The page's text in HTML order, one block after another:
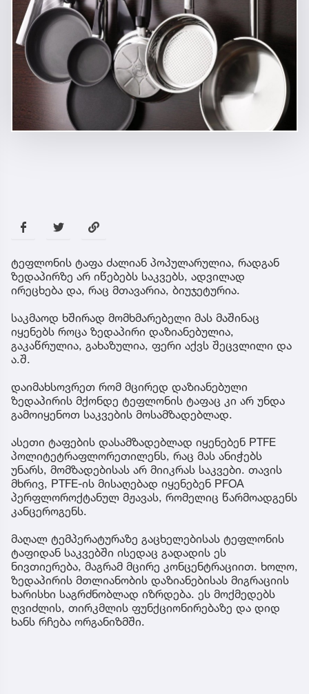
ტეფლონის ტაფა ძალიან პოპულარულია, რადგან
ზედაპირზე არ იწებებს საკვებს, ადვილად
ირეცხება და, რაც მთავარია, ბიუჯეტურია.
საკმაოდ ხშირად მომხმარებელი მას მაშინაც
იყენებს როცა ზედაპირი დაზიანებულია,
გაკაწრულია, გახაზულია, ფერი აქვს შეცვლილი და
ა.შ.
დაიმახსოვრეთ რომ მცირედ დაზიანებული
ზედაპირის მქონდე ტეფლონის ტაფაც კი არ უნდა
გამოიყენოთ საკვების მოსამზადებლად.
ასეთი ტაფების დასამზადებლად იყენებენ PTFE
პოლიტეტრაფლორეთილენს, რაც მას ანიჭებს
უნარს, მომზადებისას არ მიიკრას საკვები. თავის
მხრივ, PTFE-ის მისაღებად იყენებენ PFOA
პერფლოროქტანულ მჟავას, რომელიც წარმოადგენს
კანცეროგენს.
მაღალ ტემპერატურაზე გაცხელებისას ტეფლონის
ტაფიდან საკვებში ისედაც გადადის ეს
ნივთიერება, მაგრამ მცირე კონცენტრაციით. ხოლო,
ზედაპირის მთლიანობის დაზიანებისას მიგრაციის
ხარისხი საგრძნობლად იზრდება. ეს მოქმედებს
ღვიძლის, თირკმლის ფუნქციონირებაზე და დიდ
ხანს რჩება ორგანიზმში.